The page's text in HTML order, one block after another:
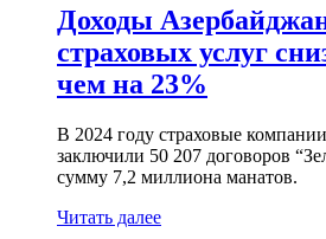
Доходы
страховых услуг
чем на 23%
В 2024 году страховые
заключили 50 207 договоров
сумму 7,2 миллиона манатов.
Читать далее